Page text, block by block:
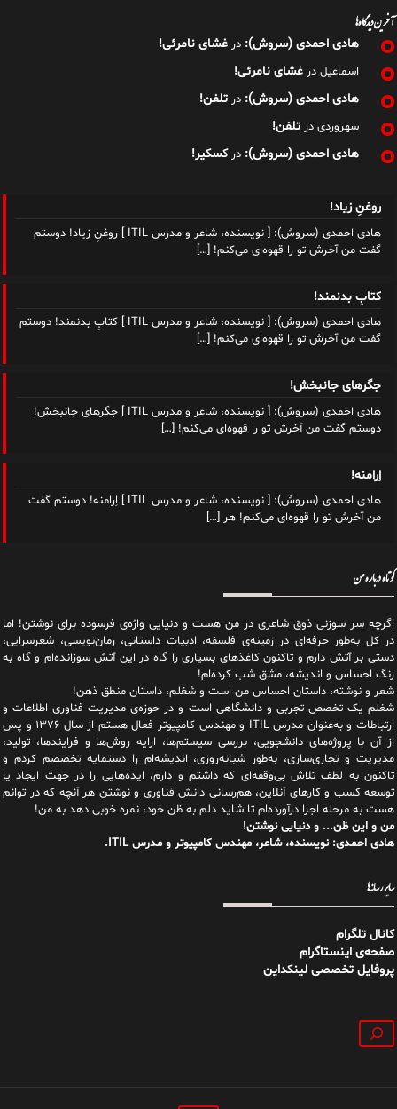
آخرین دیدگاه‌ها
هادی احمدی (سروش): در غشای نامرئی!
اسماعیل در غشای نامرئی!
هادی احمدی (سروش): در تلفن!
سهروردی در تلفن!
هادی احمدی (سروش): درکسکیر!
روغنِ زیاد!
هادی احمدی (سروش): [ نویسنده، شاعر و مدرس ITIL ] روغنِ زیاد! دوستم
گفت من آخرش تو را قهوه‌ای می‌کنم! […]
کتابِ بدنمند!
هادی احمدی (سروش): [ نویسنده، شاعر و مدرس ITIL ] کتابِ بدنمند! دوستم
گفت من آخرش تو را قهوه‌ای می‌کنم! […]
جگرهای جانبخش!
هادی احمدی (سروش): [ نویسنده، شاعر و مدرس ITIL ] جگرهای جانبخش!
دوستم گفت من آخرش تو را قهوه‌ای می‌کنم! […]
اِرامنه!
هادی احمدی (سروش): [ نویسنده، شاعر و مدرس ITIL ] اِرامنه! دوستم گفت
من آخرش تو را قهوه‌ای می‌کنم! هر […]
کوتاه درباره من
اگرچه سر سوزنی ذوق شاعری در من هست و دنیایی واژه‌‌ی فرسوده برای نوشتن! اما
در کل به‌طور حرفه‌ای در زمینه‌ی فلسفه، ادبیات داستانی، رمان‌نویسی، شعرسرایی،
دستی بر آتش دارم و تاکنون کاغذهای بسیاری را گاه در این آتش سوزانده‌ام و گاه به
رنگ احساس و اندیشه، مشق شب کرده‌ام!
شعر و نوشته، داستان احساس من است و شغلم، داستان منطق ذهن!
شغلم یک تخصص تجربی و دانشگاهی است و در حوزه‌ی مدیریت فناوری اطلاعات و
ارتباطات و به‌عنوان مدرس ITIL و مهندس کامپیوتر فعال هستم از سال ۱۳۷۶ و پس
از آن با پروژه‌های دانشجویی، بررسی سیستم‌ها، ارایه روش‌ها و فرایندها، تولید،
مدیریت و تجاری‌سازی، به‌طور شبانه‌روزی، اندیشه‌ام را دستمایه تخصصم کردم و
تاکنون به لطف تلاش بی‌وقفه‌ای که داشتم و دارم، اید‌ه‌هایی را در جهت ایجاد یا
توسعه کسب و کارهای آنلاین، هم‌رسانی دانش فناوری و نوشتن هر آنچه که در توانم
هست به مرحله اجرا درآورده‌ام تا شاید دلم به ظن خود، نمره خوبی دهد به من!
من و این ظن... و دنیایی نوشتن!
هادی احمدی: نویسنده، شاعر، مهندس کامپیوتر و مدرس ITIL.
سایر رسانه‌ها
کانال تلگرام
صفحه‌ی اینستاگرام
پروفایل تخصصی لینکداین
جستجو